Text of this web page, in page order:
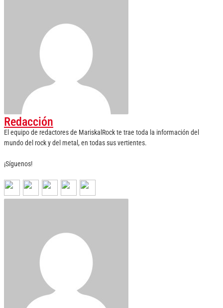
Redacción
El equipo de redactores de MariskalRock te trae toda la información del
mundo del rock y del metal, en todas sus vertientes.
¡Síguenos!